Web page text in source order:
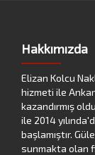
Hakkımızda
Elizan Kolcu
hizmeti ile
kazandırmış
ile 2014
başlamıştır.
sunmakta olan